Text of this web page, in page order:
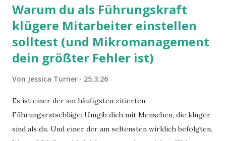
Warum du als Führungskraft
klügere Mitarbeiter einstellen
solltest (und Mikromanagement
dein größter Fehler ist)
Von Jessica Turner 25.3.26
Es ist einer der am häufigsten zitierten
Führungsratschläge: Umgib dich mit Menschen, die klüger
sind als du. Und einer der am seltensten wirklich befolgten.